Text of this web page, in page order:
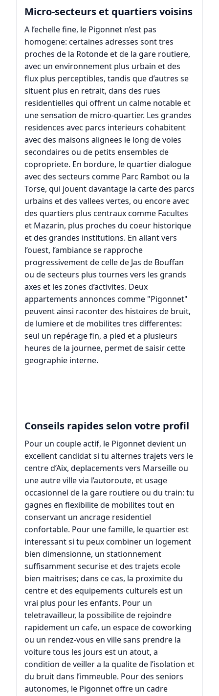
Micro-secteurs et quartiers voisins
A l’echelle fine, le Pigonnet n’est pas
homogene: certaines adresses sont tres
proches de la Rotonde et de la gare routiere,
avec un environnement plus urbain et des
flux plus perceptibles, tandis que d’autres se
situent plus en retrait, dans des rues
residentielles qui offrent un calme notable et
une sensation de micro-quartier. Les grandes
residences avec parcs interieurs cohabitent
avec des maisons alignees le long de voies
secondaires ou de petits ensembles de
copropriete. En bordure, le quartier dialogue
avec des secteurs comme Parc Rambotou la
Torse, qui jouent davantage la carte des parcs
urbains et des vallees vertes, ou encore avec
des quartiers plus centraux comme Facultes
et Mazarin, plus proches du coeur historique
et des grandes institutions. En allant vers
l’ouest, l’ambiance se rapproche
progressivement de celle de Jas de Bouffan
ou de secteurs plus tournes vers les grands
axes et les zones d’activites. Deux
appartements annonces comme "Pigonnet"
peuvent ainsi raconter des histoires de bruit,
de lumiere et de mobilites tres differentes:
seul un repérage fin, a pied et a plusieurs
heures de la journee, permet de saisir cette
geographie interne.
Conseils rapides selon votre profil
Pour un couple actif, le Pigonnet devient un
excellent candidat si tu alternes trajets vers le
centre d’Aix, deplacements vers Marseille ou
une autre ville via l’autoroute, et usage
occasionnel de la gare routiere ou du train: tu
gagnes en flexibilite de mobilites tout en
conservant un ancrage residentiel
confortable. Pour une famille, le quartier est
interessant si tu peux combiner un logement
bien dimensionne, un stationnement
suffisamment securise et des trajets ecole
bien maitrises; dans ce cas, la proximite du
centre et des equipements culturels est un
vrai plus pour les enfants. Pour un
teletravailleur, la possibilite de rejoindre
rapidement un cafe, un espace de coworking
ou un rendez-vous en ville sans prendre la
voiture tous les jours est un atout, a
condition de veiller a la qualite de l’isolation et
du bruit dans l’immeuble. Pour des seniors
autonomes, le Pigonnet offre un cadre